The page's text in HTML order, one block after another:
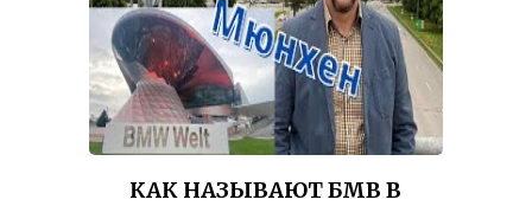
КАК НАЗЫВАЮТ БМВ В